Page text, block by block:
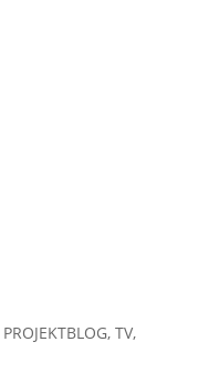
PROJEKTBLOG, TV,